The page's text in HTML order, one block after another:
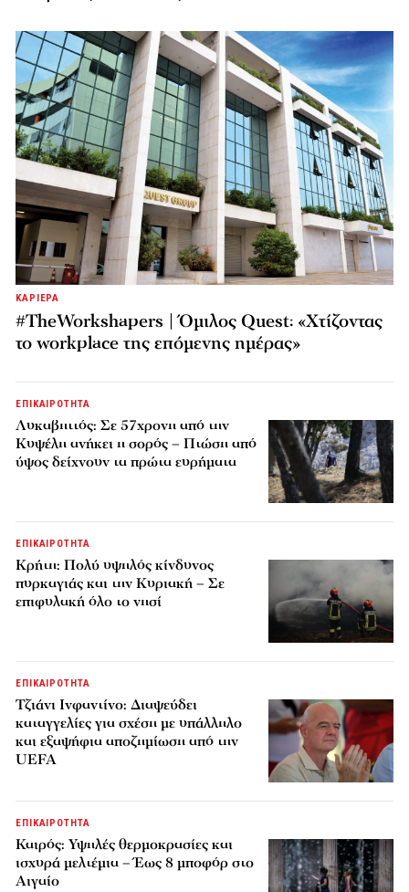
ΚΑΡΙΕΡΑ
#TheWorkshapers | Όμιλος Quest: «Χτίζοντας
το workplace της επόμενης ημέρας»
ΕΠΙΚΑΙΡΟΤΗΤΑ
Λυκαβηττός: Σε 57χρονη από την
Κυψέλη ανήκει η σορός – Πτώση από
ύψος δείχνουν τα πρώτα ευρήματα
ΕΠΙΚΑΙΡΟΤΗΤΑ
Κρήτη: Πολύ υψηλός κίνδυνος
πυρκαγιάς και την Κυριακή – Σε
επιφυλακή όλο το νησί
ΕΠΙΚΑΙΡΟΤΗΤΑ
Τζιάνι Ινφαντίνο: Διαψεύδει
καταγγελίες για σχέση με υπάλληλο
και εξαψήφια αποζημίωση από την
UEFA
ΕΠΙΚΑΙΡΟΤΗΤΑ
Καιρός: Υψηλές θερμοκρασίες και
ισχυρά μελτέμια – Έως 8 μποφόρ στο
Αιγαίο